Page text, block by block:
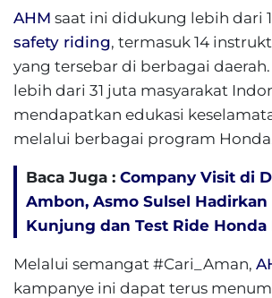
AHM saat ini didukung lebih dari
safety riding, termasuk 14
yang tersebar di berbagai daerah.
lebih dari 31 juta masyarakat
mendapatkan edukasi
melalui berbagai program
Baca Juga : Company Visit di
Ambon, Asmo Sulsel Hadirkan
Kunjung dan Test Ride Honda
Melalui semangat #Cari_Aman,
kampanye ini dapat terus